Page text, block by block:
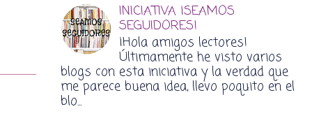
INICIATIVA ¡SEAMOS
SEGUIDORES!
¡Hola amigos lectores!
Últimamente he visto varios
blogs con esta iniciativa y la verdad que
me parece buena idea, llevo poquito en el
blo...